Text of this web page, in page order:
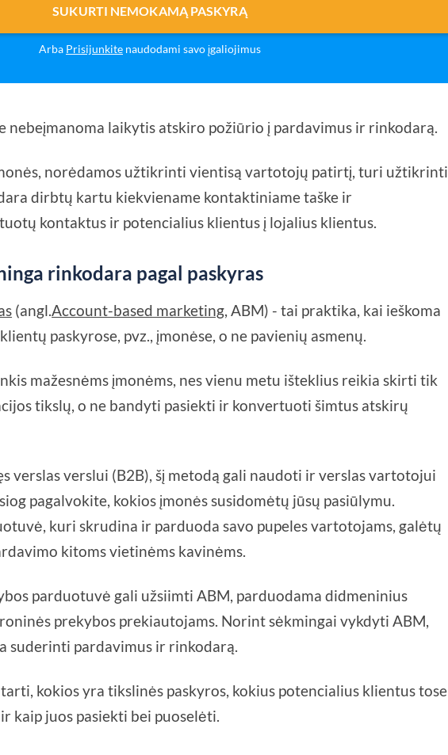
SUKURTI NEMOKAMĄ PASKYRĄ
Arba Prisijunkite naudodami savo įgaliojimus
nebeįmanoma laikytis atskiro požiūrio į pardavimus ir rinkodarą.
norėdamos užtikrinti vientisą vartotojų patirtį, turi užtikrinti,
dirbtų kartu kiekviename kontaktiniame taške ir
kontaktus ir potencialius klientus į lojalius klientus.
rinkodara pagal paskyras
(angl. Account-based marketing , ABM) - tai praktika, kai ieškoma
paskyrose, pvz., įmonėse, o ne pavienių asmenų.
mažesnėms įmonėms, nes vienu metu išteklius reikia skirti tik
tikslų, o ne bandyti pasiekti ir konvertuoti šimtus atskirų
verslas verslui (B2B), šį metodą gali naudoti ir verslas vartotojui
pagalvokite, kokios įmonės susidomėtų jūsų pasiūlymu.
kuri skrudina ir parduoda savo pupeles vartotojams, galėtų
kitoms vietinėms kavinėms.
parduotuvė gali užsiimti ABM, parduodama didmeninius
prekybos prekiautojams. Norint sėkmingai vykdyti ABM,
suderinti pardavimus ir rinkodarą.
kokios yra tikslinės paskyros, kokius potencialius klientus tose
kaip juos pasiekti bei puoselėti.